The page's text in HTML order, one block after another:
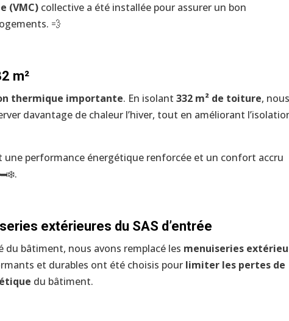
(VMC) collective a été installée pour assurer un bon
💨
m²
thermique importante. En isolant332 m² de toiture,
davantage de chaleur l’hiver, tout en améliorant
une performance énergétique renforcée et un confort accru
extérieures du SAS d’entrée
du bâtiment, nous avons remplacé les menuiseries
et durables ont été choisis pour limiter les pertes de
du bâtiment.